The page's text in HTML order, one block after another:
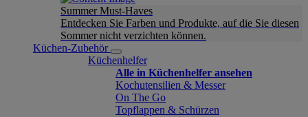
Summer Must-Haves
Entdecken Sie Farben und Produkte, auf die Sie diesen
Sommer nicht verzichten können.
Küchen-Zubehör
Küchenhelfer
Alle in Küchenhelfer ansehen
Kochutensilien & Messer
On The Go
Topflappen & Schürzen